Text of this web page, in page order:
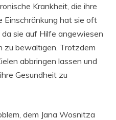
Krankheit, die ihre
Einschränkung hat sie oft
sie auf Hilfe angewiesen
zu bewältigen. Trotzdem
abbringen lassen und
Gesundheit zu
dem Jana Wosnitza